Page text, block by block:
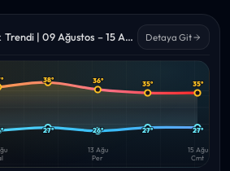
Ortaca 7 Günlük Sıcaklık Trendi | 09 Ağustos – 15 Ağustos 2026 Detaya Git
38°
27°
36°
26°
35°
27°
35°
27°
13 Ağu
Per
15 Ağu
Cmt